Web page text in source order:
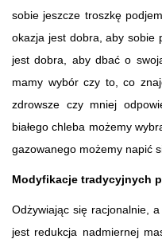
sobie jeszcze troszkę
okazja jest dobra, aby sobie
jest dobra, aby dbać o
mamy wybór czy to, co
zdrowsze czy mniej
białego chleba możemy
gazowanego możemy napić
Modyfikacje tradycyjnych
Odżywiając się racjonalnie,
jest redukcja nadmiernej